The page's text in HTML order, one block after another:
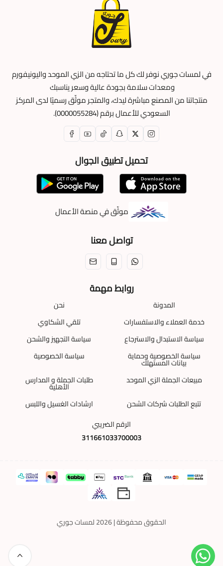
في لمسات جوري نوفر لك كل ما تحتاجه من الزي الموحد واليونيفورم
ومعدات سلامة بجودة عالية وسعر يناسبك
منتجاتنا من المصنع مباشرة ليدك، والمتجر موثّق رسميًا لدى المركز
السعودي للأعمال برقم (0000055284).
تحميل تطبيق الجوال
موثّق في منصة الأعمال
تواصل معنا
روابط مهمة
المدونة
نحن
خدمة العملاء والاستفسارات
تلقي الشكاوي
سياسة الاستبدال والاسترجاع
سياسة التجهيز والشحن
سياسة الخصوصية وحماية
بيانات المستهلك
سياسة الخصوصية
مبيعات الجملة الزي الموحد
طلبات الجملة و المدارس
الأهلية
تتبع الطلبات شركات الشحن
ارشادات الغسيل واللبس
الرقم الضريبي
311661033700003
الحقوق محفوظة | 2026 لمسات جوري